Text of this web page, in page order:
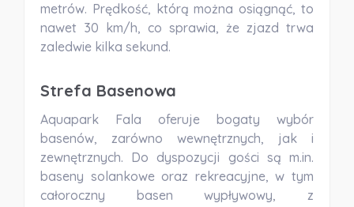
metrów. Prędkość, którą można osiągnąć, to
nawet 30 km/h, co sprawia, że zjazd trwa
zaledwie kilka sekund.
Strefa Basenowa
Aquapark Fala oferuje bogaty wybór
basenów, zarówno wewnętrznych, jak i
zewnętrznych. Do dyspozycji gości są m.in.
baseny solankowe oraz rekreacyjne, w tym
całoroczny basen wypływowy, z